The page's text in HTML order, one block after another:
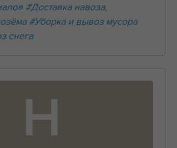
#Доставка навоза,
#Уборка и вывоз мусора
снега
Н